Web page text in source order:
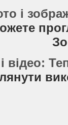
і
відео: